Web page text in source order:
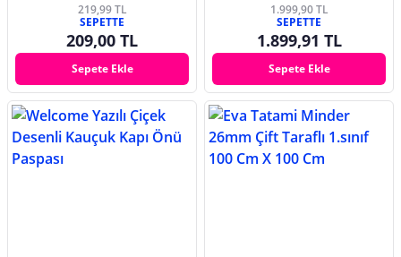
219,99 TL
SEPETTE
209,00 TL
Sepete Ekle
1.999,90 TL
SEPETTE
1.899,91 TL
Sepete Ekle